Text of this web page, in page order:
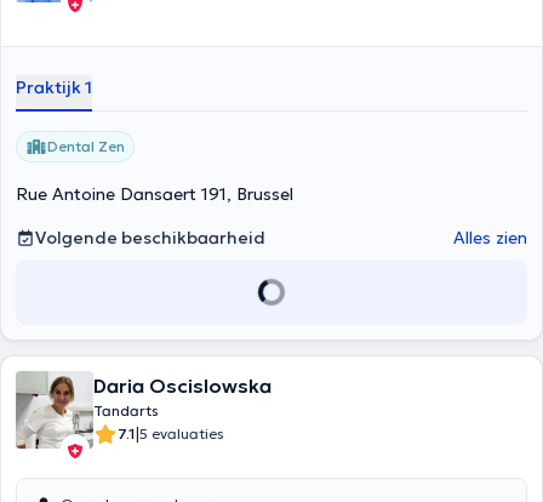
Praktijk 1
Dental Zen
Rue Antoine Dansaert 191, Brussel
Volgende beschikbaarheid
Alles zien
Daria Oscislowska
Tandarts
7.1|5 evaluaties